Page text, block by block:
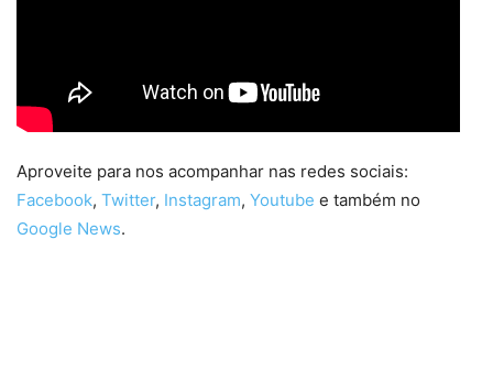
Aproveite para nos acompanhar nas redes sociais:
Facebook, Twitter, Instagram, Youtube e também no
Google News.